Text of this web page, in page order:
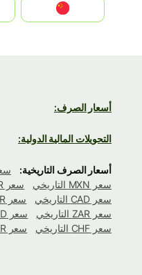
أسعار الصرف:
التحويلات المالية الدولية:
أسعار الصرف التاريخية: سعر AUD التاريخي
سعر MXN التاريخي
سعر EUR التاريخي
سعر CAD التاريخي
سعر INR التاريخي
سعر ZAR التاريخي
سعر SGD التاريخي
سعر CHF التاريخي
سعر IDR التاريخي